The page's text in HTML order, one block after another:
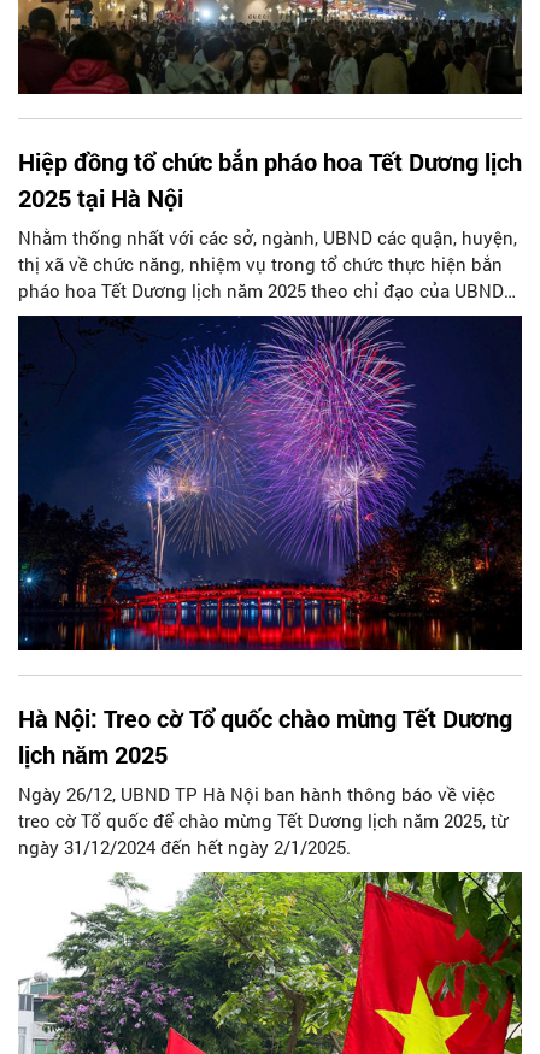
Hiệp đồng tổ chức bắn pháo hoa Tết Dương lịch
2025 tại Hà Nội
Nhằm thống nhất với các sở, ngành, UBND các quận, huyện,
thị xã về chức năng, nhiệm vụ trong tổ chức thực hiện bắn
pháo hoa Tết Dương lịch năm 2025 theo chỉ đạo của UBND
thành phố Hà Nội; Bộ Tư lệnh Thủ đô Hà Nội vừa ban hành
kế hoạch Hiệp đồng tổ chức bắn pháo hoa Tết Dương lịch
năm 2025 tại Thành phố.
Hà Nội: Treo cờ Tổ quốc chào mừng Tết Dương
lịch năm 2025
Ngày 26/12, UBND TP Hà Nội ban hành thông báo về việc
treo cờ Tổ quốc để chào mừng Tết Dương lịch năm 2025, từ
ngày 31/12/2024 đến hết ngày 2/1/2025.